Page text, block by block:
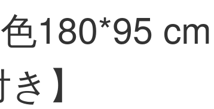
180*95
】